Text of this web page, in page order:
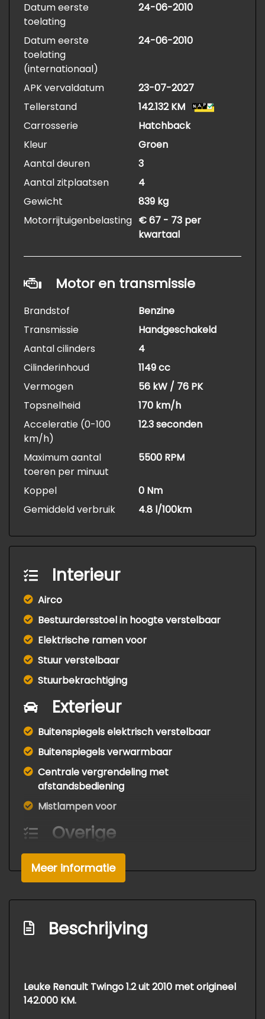
Datum eerste
toelating
24-06-2010
Datum eerste
toelating
(internationaal)
24-06-2010
APK vervaldatum
23-07-2027
Tellerstand
142.132 KM
Carrosserie
Hatchback
Kleur
Groen
Aantal deuren
3
Aantal zitplaatsen
4
Gewicht
839 kg
Motorrijtuigenbelasting € 67 - 73 per
kwartaal
Motor en transmissie
Brandstof
Benzine
Transmissie
Handgeschakeld
Aantal cilinders
4
Cilinderinhoud
1149 cc
Vermogen
56 kW / 76 PK
Topsnelheid
170 km/h
Acceleratie (0-100
km/h)
12.3 seconden
Maximum aantal
toeren per minuut
5500 RPM
Koppel
0 Nm
Gemiddeld verbruik
4.8 l/100km
Interieur
Airco
Bestuurdersstoel in hoogte verstelbaar
Elektrische ramen voor
Stuur verstelbaar
Stuurbekrachtiging
Exterieur
Buitenspiegels elektrisch verstelbaar
Buitenspiegels verwarmbaar
Centrale vergrendeling met
afstandsbediening
Mistlampen voor
Overige
Anti blokkeer systeem
Passagiersairbag
Zij airbag(s) voor
Meer informatie
Beschrijving
Leuke Renault Twingo 1.2 uit 2010 met origineel
142.000 KM.